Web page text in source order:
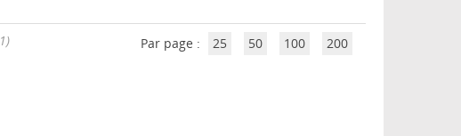
Par page : 25 50 100 200